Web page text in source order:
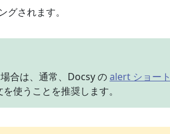
グされます。
合は、通常、Docsy のalert ショー
使うことを推奨します。